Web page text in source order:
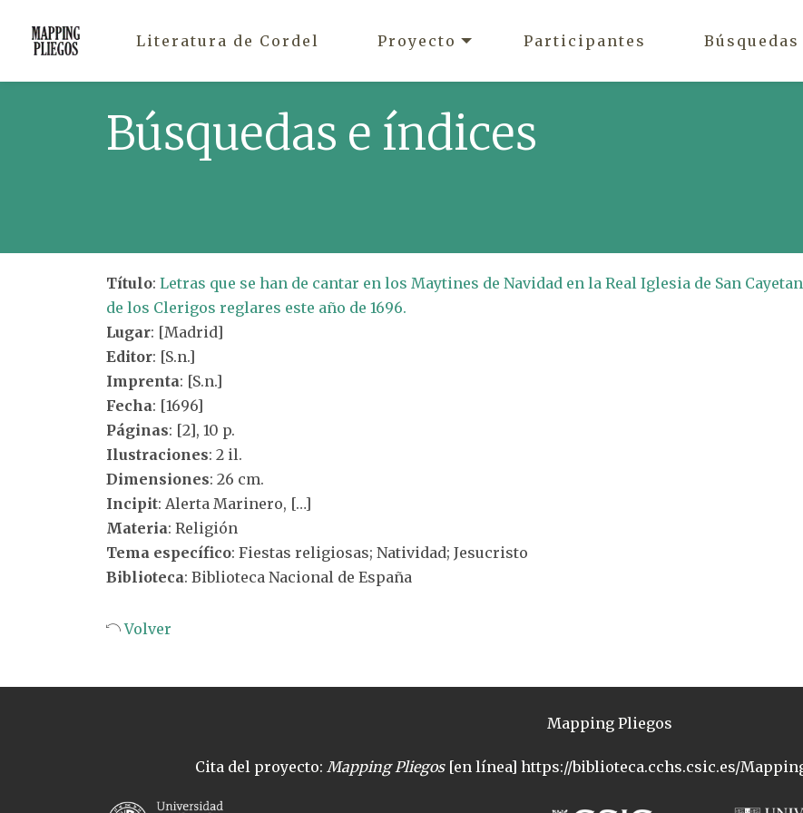
Literatura de Cordel Proyecto Participantes Búsquedas
Búsquedas e índices
Título: Letras que se han de cantar en los Maytines de Navidad en la Real Iglesia de San
de los Clerigos reglares este año de 1696.
Lugar: [Madrid]
Editor: [S.n.]
Imprenta: [S.n.]
Fecha: [1696]
Páginas: [2], 10 p.
Ilustraciones: 2 il.
Dimensiones: 26 cm.
Incipit: Alerta Marinero, […]
Materia: Religión
Tema específico: Fiestas religiosas; Natividad; Jesucristo
Biblioteca: Biblioteca Nacional de España
Volver
Mapping Pliegos
Cita del proyecto: Mapping Pliegos[en línea] https://biblioteca.cchs.csic.es/